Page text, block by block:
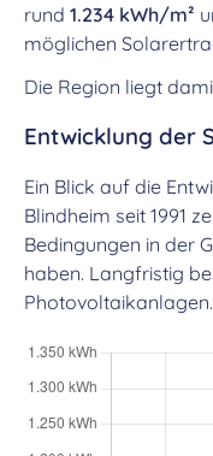
rund 1.234 kWh/m²
möglichen
Die Region liegt
Entwicklung der
Ein Blick auf die
Blindheim seit 1991
Bedingungen in der
haben. Langfristig
Photovoltaikanlagen.